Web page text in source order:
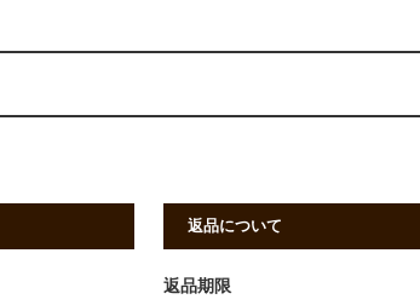
返品について
返品期限